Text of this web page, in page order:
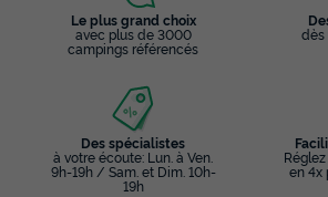
Le plus grand choix
avec plus de 3000
campings référencés
dès
Des spécialistes
à votre écoute: Lun. à Ven.
9h-19h / Sam. et Dim. 10h-
19h
en 4x